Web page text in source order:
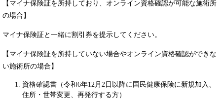
【マイナ保険証を所持しており、オンライン資格確認が可能な施術所
の場合】
マイナ保険証と一緒に割引券を提示してください。
【マイナ保険証を所持していない場合やオンライン資格確認ができな
い施術所の場合】
資格確認書（令和6年12月2日以降に国民健康保険に新規加入、
住所・世帯変更、再発行する方）